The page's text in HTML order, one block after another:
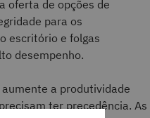
oferta de opções de
para os
escritório e folgas
desempenho.
a produtividade
ter precedência. As